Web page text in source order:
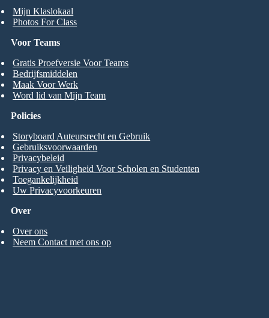
Mijn Klaslokaal
Photos For Class
Voor Teams
Gratis Proefversie Voor Teams
Bedrijfsmiddelen
Maak Voor Werk
Word lid van Mijn Team
Over
Over ons
Neem Contact met ons op
Policies
Storyboard Auteursrecht en Gebruik
Gebruiksvoorwaarden
Privacybeleid
Privacy en Veiligheid Voor Scholen en Studenten
Toegankelijkheid
Uw Privacyvoorkeuren